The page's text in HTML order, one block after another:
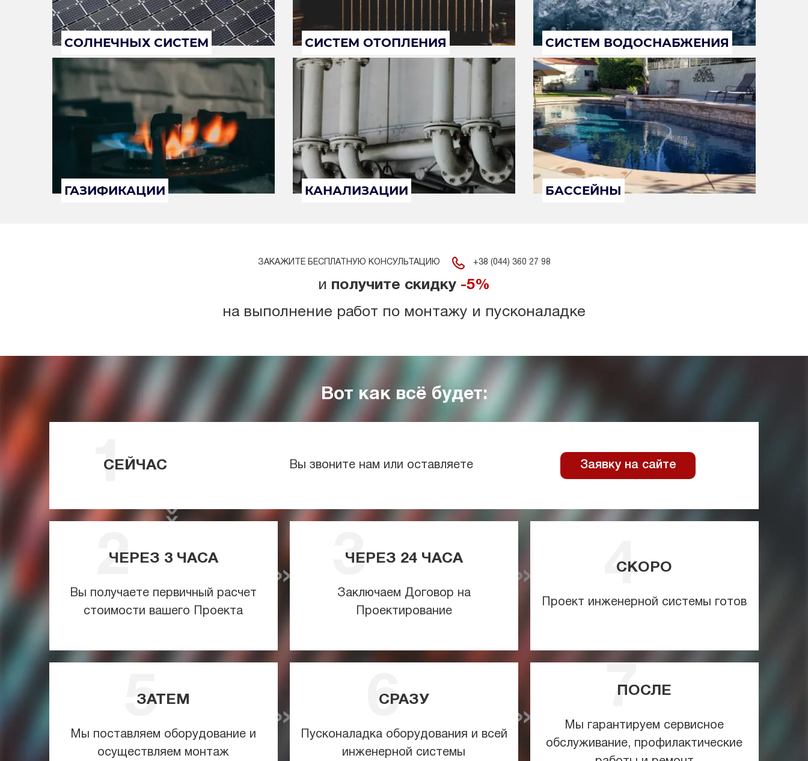
СОЛНЕЧНЫХ СИСТЕМ СИСТЕМ ОТОПЛЕНИЯ СИСТЕМ ВОДОСНАБЖЕНИЯ
ГАЗИФИКАЦИИ КАНАЛИЗАЦИИ БАССЕЙНЫ
ЗАКАЖИТЕ БЕСПЛАТНУЮ КОНСУЛЬТАЦИЮ +38 (044) 360 27 98
и получите скидку -5%
на выполнение работ по монтажу и пусконаладке
Вот как всё будет:
СЕЙЧАС Вы звоните нам или оставляете Заявку на сайте
ЧЕРЕЗ 3ЧАСА
Вы получаете первичный расчет
стоимости вашего Проекта
ЧЕРЕЗ 24ЧАСА
Заключаем Договор на
Проектирование
СКОРО
Проект инженерной системы готов
ЗАТЕМ
Мы поставляем оборудование и
осуществляем монтаж
СРАЗУ
Пусконаладка оборудования и всей
инженерной системы
ПОСЛЕ
Мы гарантируем сервисное
обслуживание, профилактические